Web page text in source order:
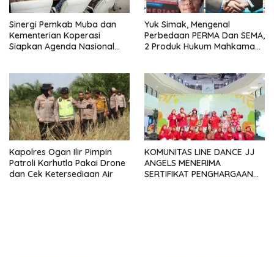
Sinergi Pemkab Muba dan
Kementerian Koperasi
Siapkan Agenda Nasional
Pabrik KUD Sejahtera
Dimatangkan
Yuk Simak, Mengenal
Perbedaan PERMA Dan SEMA,
2 Produk Hukum Mahkamah
Kapolres Ogan Ilir Pimpin
Patroli Karhutla Pakai Drone
dan Cek Ketersediaan Air
KOMUNITAS LINE DANCE JJ
ANGELS MENERIMA
SERTIFIKAT PENGHARGAAN